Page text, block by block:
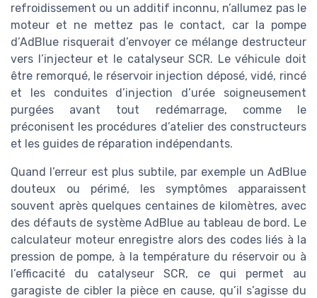
refroidissement ou un additif inconnu, n’allumez pas le
moteur et ne mettez pas le contact, car la pompe
d’AdBlue risquerait d’envoyer ce mélange destructeur
vers l’injecteur et le catalyseur SCR. Le véhicule doit
être remorqué, le réservoir injection déposé, vidé, rincé
et les conduites d’injection d’urée soigneusement
purgées avant tout redémarrage, comme le
préconisent les procédures d’atelier des constructeurs
et les guides de réparation indépendants.
Quand l’erreur est plus subtile, par exemple un AdBlue
douteux ou périmé, les symptômes apparaissent
souvent après quelques centaines de kilomètres, avec
des défauts de système AdBlue au tableau de bord. Le
calculateur moteur enregistre alors des codes liés à la
pression de pompe, à la température du réservoir ou à
l’efficacité du catalyseur SCR, ce qui permet au
garagiste de cibler la pièce en cause, qu’il s’agisse du